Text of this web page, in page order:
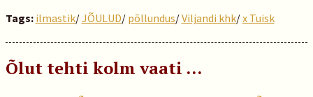
Tags: ilmastik/JÕULUD/ põllundus/Viljandi khk/x Tuisk
Õlut tehti kolm vaati …